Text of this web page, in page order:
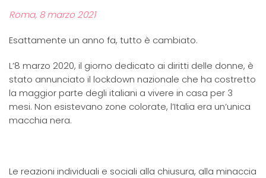
Roma, 8 marzo 2021
Esattamente un anno fa, tutto è cambiato.
L’8 marzo 2020, il giorno dedicato ai diritti delle donne, è
stato annunciato il lockdown nazionale che ha costretto
la maggior parte degli italiani a vivere in casa per 3
mesi. Non esistevano zone colorate, l’Italia era un’unica
macchia nera.
Le reazioni individuali e sociali alla chiusura, alla minaccia